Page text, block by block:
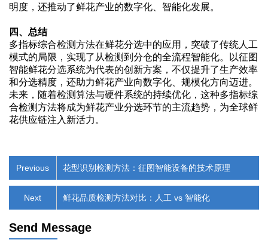
明度，还推动了鲜花产业的数字化、智能化发展。
四、总结
多指标综合检测方法在鲜花分选中的应用，突破了传统人工
模式的局限，实现了从检测到分仓的全流程智能化。以征图
智能鲜花分选系统为代表的创新方案，不仅提升了生产效率
和分选精度，还助力鲜花产业向数字化、规模化方向迈进。
未来，随着检测算法与硬件系统的持续优化，这种多指标综
合检测方法将成为鲜花产业分选环节的主流趋势，为全球鲜
花供应链注入新活力。
Previous 花型识别检测方法：征图智能设备的技术原理
鲜花品质检测方法对比：人工 vs 智能化
Next
Send Message